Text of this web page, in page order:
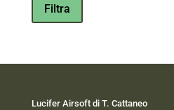
Min
Filtra
Lucifer Airsoft di T. Cattaneo